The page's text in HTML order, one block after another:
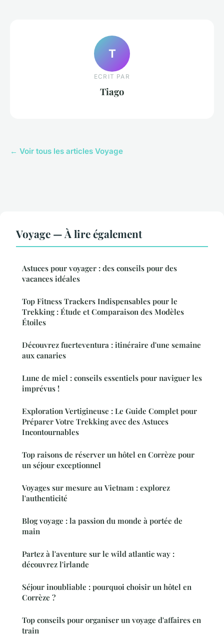
T
ECRIT PAR
Tiago
← Voir tous les articles Voyage
Voyage — À lire également
Astuces pour voyager : des conseils pour des
vacances idéales
Top Fitness Trackers Indispensables pour le
Trekking : Étude et Comparaison des Modèles
Étoiles
Découvrez fuerteventura : itinéraire d'une semaine
aux canaries
Lune de miel : conseils essentiels pour naviguer les
imprévus !
Exploration Vertigineuse : Le Guide Complet pour
Préparer Votre Trekking avec des Astuces
Incontournables
Top raisons de réserver un hôtel en Corrèze pour
un séjour exceptionnel
Voyages sur mesure au Vietnam : explorez
l'authenticité
Blog voyage : la passion du monde à portée de
main
Partez à l'aventure sur le wild atlantic way :
découvrez l'irlande
Séjour inoubliable : pourquoi choisir un hôtel en
Corrèze ?
Top conseils pour organiser un voyage d'affaires en
train